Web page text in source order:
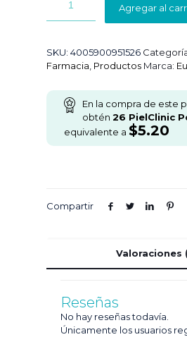
Agregar al
SKU: 4005900951526
Farmacia, Productos Marca:
En la compra de este
obtén 26 PielClinic
equivalente a $5.20
Compartir
Valoraciones
Reseñas
No hay reseñas todavía.
Únicamente los usuarios